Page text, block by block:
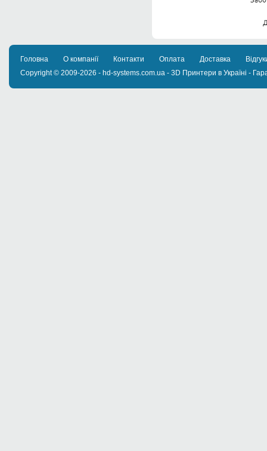
Головна О компанії Контакти Оплата Доставка
Copyright © 2009-2026 - hd-systems.com.ua - 3D Принтери в Україні -